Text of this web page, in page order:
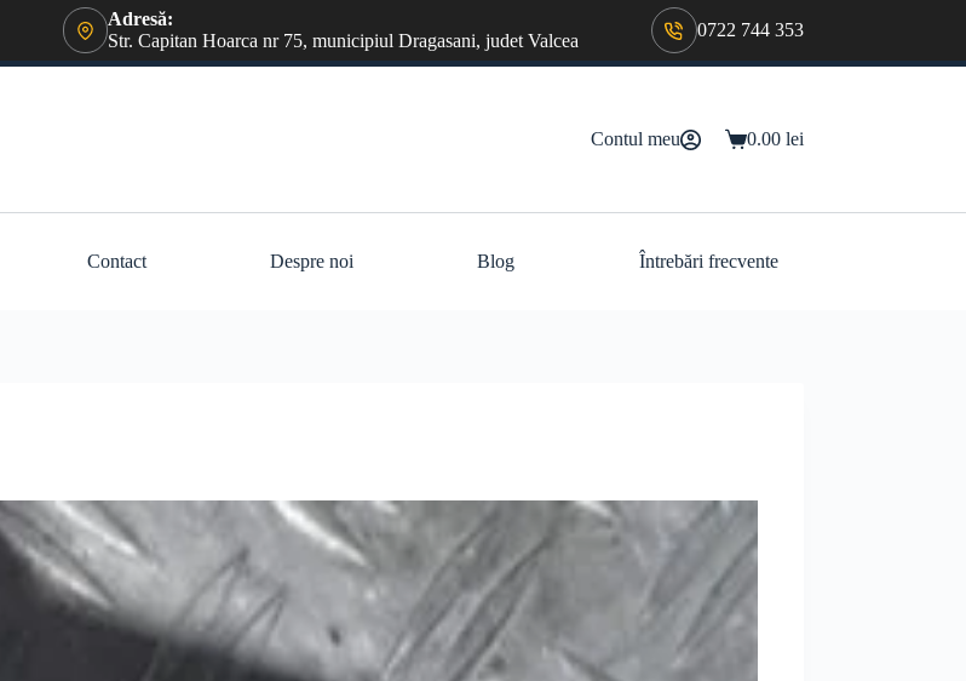
Adresă:
Str. Capitan Hoarca nr 75, municipiul Dragasani, judet Valcea
0722 744 353
Contul meu
Coș0.00 lei
Contact Despre noi Blog Întrebări frecvente